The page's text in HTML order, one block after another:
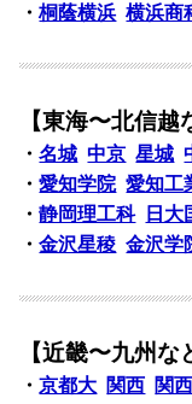
・桐蔭横浜 横浜商
【東海〜北信越
・名城 中京 星城
・愛知学院 愛知工
・静岡理工科 日大
・金沢星稜 金沢学
【近畿〜九州な
・京都大 関西 関